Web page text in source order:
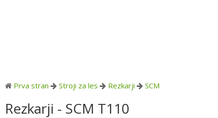
Prva stran Stroji za les Rezkarji SCM
Rezkarji - SCM T110